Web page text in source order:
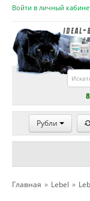
Войти в личный
Рубли
Главная » Lebel »